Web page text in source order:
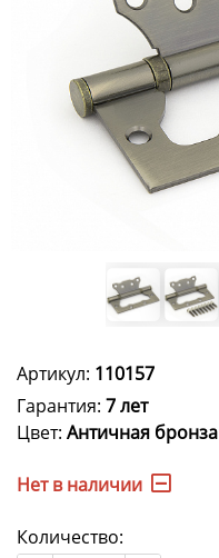
Артикул: 110157
Гарантия: 7 лет
Цвет: Античная бронза
Нет в наличии
Количество: